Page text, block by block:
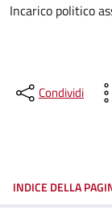
Incarico politico
Condividi
INDICE DELLA